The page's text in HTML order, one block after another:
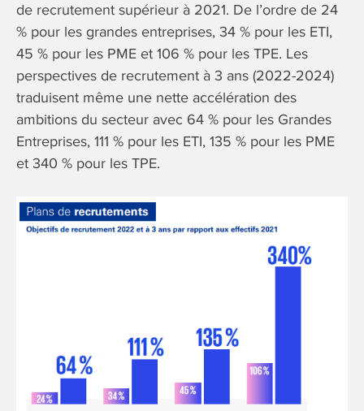
de recrutement supérieur à 2021. De l’ordre de 24
% pour les grandes entreprises, 34 % pour les ETI,
45 % pour les PME et 106 % pour les TPE. Les
perspectives de recrutement à 3 ans (2022-2024)
traduisent même une nette accélération des
ambitions du secteur avec 64 % pour les Grandes
Entreprises, 111 % pour les ETI, 135 % pour les PME
et 340 % pour les TPE.